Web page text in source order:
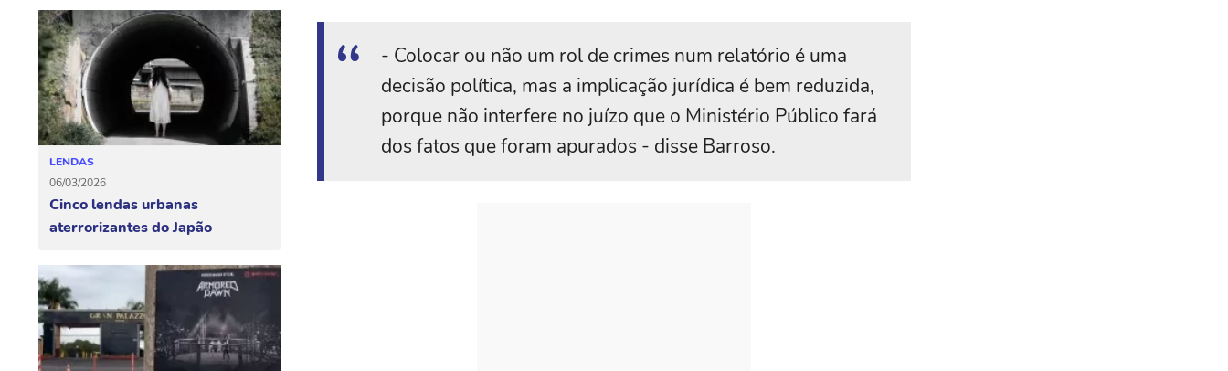
LENDAS
06/03/2026
Cinco lendas urbanas
aterrorizantes do Japão
- Colocar ou não um rol de crimes num relatório é uma
decisão política, mas a implicação jurídica é bem reduzida,
porque não interfere no juízo que o Ministério Público fará
dos fatos que foram apurados - disse Barroso.